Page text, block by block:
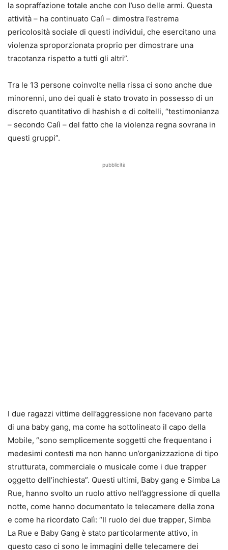
la sopraffazione totale anche con l’uso delle armi. Questa
attività – ha continuato Calì – dimostra l’estrema
pericolosità sociale di questi individui, che esercitano una
violenza sproporzionata proprio per dimostrare una
tracotanza rispetto a tutti gli altri”.
Tra le 13 persone coinvolte nella rissa ci sono anche due
minorenni, uno dei quali è stato trovato in possesso di un
discreto quantitativo di hashish e di coltelli, “testimonianza
– secondo Calì – del fatto che la violenza regna sovrana in
questi gruppi”.
pubblicità
I due ragazzi vittime dell’aggressione non facevano parte
di una baby gang, ma come ha sottolineato il capo della
Mobile, “sono semplicemente soggetti che frequentano i
medesimi contesti ma non hanno un’organizzazione di tipo
strutturata, commerciale o musicale come i due trapper
oggetto dell’inchiesta”. Questi ultimi, Baby gang e Simba La
Rue, hanno svolto un ruolo attivo nell’aggressione di quella
notte, come hanno documentato le telecamere della zona
e come ha ricordato Calì: “Il ruolo dei due trapper, Simba
La Rue e Baby Gang è stato particolarmente attivo, in
questo caso ci sono le immagini delle telecamere dei